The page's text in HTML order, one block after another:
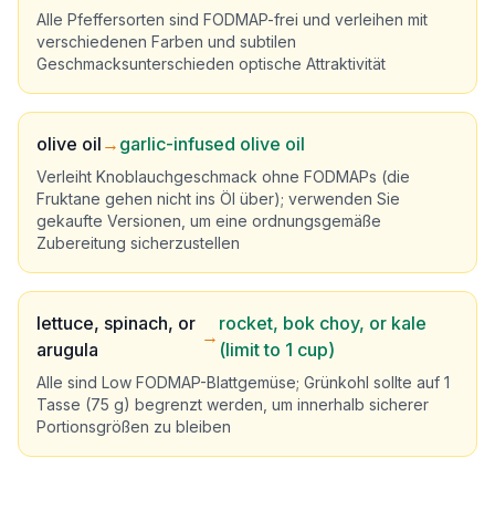
Alle Pfeffersorten sind FODMAP-frei und verleihen mit
verschiedenen Farben und subtilen
Geschmacksunterschieden optische Attraktivität
olive oil → garlic-infused olive oil
Verleiht Knoblauchgeschmack ohne FODMAPs (die
Fruktane gehen nicht ins Öl über); verwenden Sie
gekaufte Versionen, um eine ordnungsgemäße
Zubereitung sicherzustellen
lettuce, spinach, or
arugula
→
rocket, bok choy, or kale
(limit to 1 cup)
Alle sind Low FODMAP-Blattgemüse; Grünkohl sollte auf 1
Tasse (75 g) begrenzt werden, um innerhalb sicherer
Portionsgrößen zu bleiben